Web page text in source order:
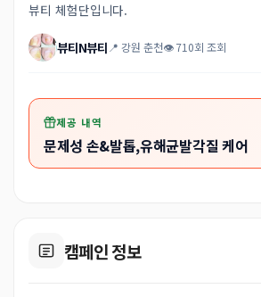
뷰티 체험단입니다.
뷰티N뷰티 📍 강원 춘천👁 710회 조회
제공 내역
문제성 손&발톱,유해균발각질 케어
캠페인 정보